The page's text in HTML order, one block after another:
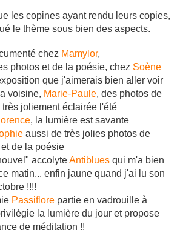
les copines ayant rendu leurs copies,
le thème sous bien des aspects.
chez Mamylor,
photos et de la poésie, chez Soène
que j'aimerais bien aller voir
voisine, Marie-Paule, des photos de
très joliement éclairée l'été
, la lumière est savante
aussi de très jolies photos de
et de la poésie
accolyteAntiblues qui m'a bien
matin... enfin jaune quand j'ai lu son
!!!!
Passiflore partie en vadrouille à
la lumière du jour et propose
de méditation !!